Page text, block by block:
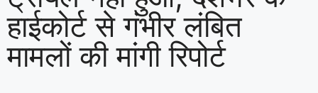
हाईकोर्ट से गंभीर लंबित
मामलों की मांगी रिपोर्ट